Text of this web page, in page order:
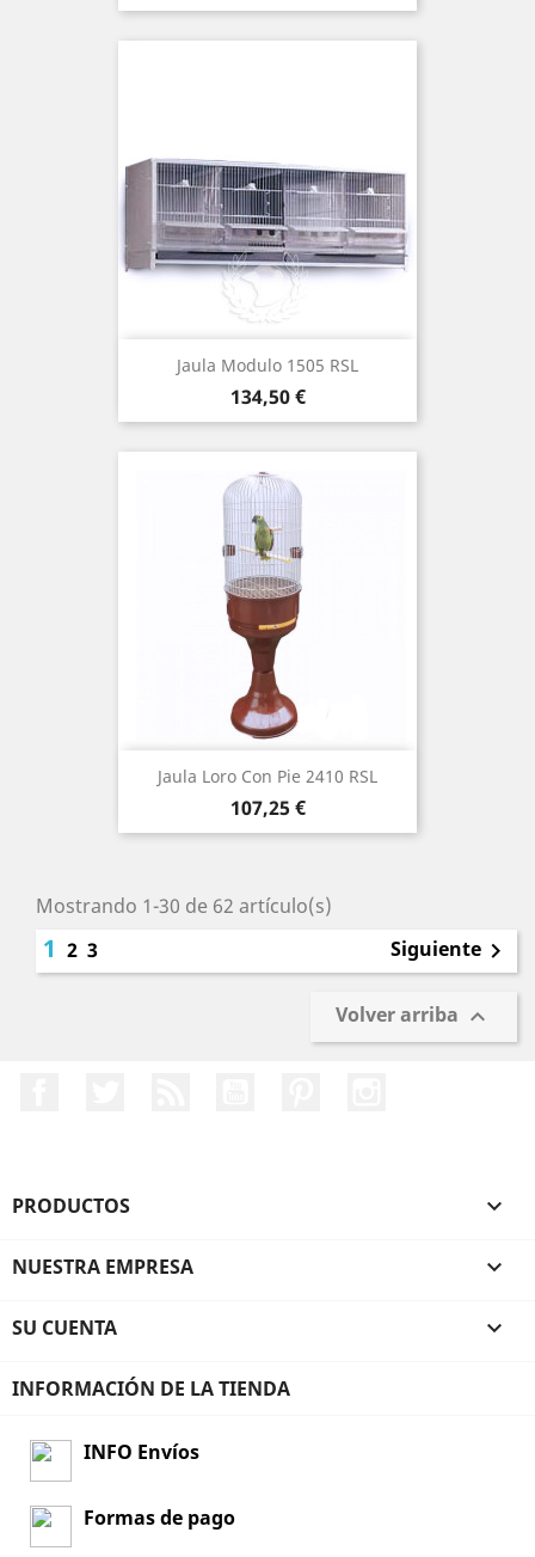
Jaula Modulo 1505 RSL
Precio
134,50 €
Jaula Loro Con Pie 2410 RSL
Precio
107,25 €
Mostrando 1-30 de 62 artículo(s)
1 2 3 Siguiente 
Volver arriba 
PRODUCTOS 
NUESTRA EMPRESA 
SU CUENTA 
INFORMACIÓN DE LA TIENDA
INFO Envíos
Formas de pago